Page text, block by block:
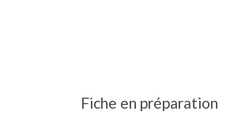
Fiche en préparation